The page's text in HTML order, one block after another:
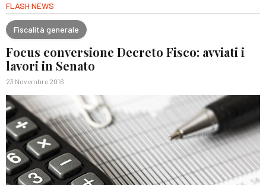
FLASH NEWS
Fiscalità generale
Focus conversione Decreto Fisco: avviati i
lavori in Senato
23 Novembre 2016